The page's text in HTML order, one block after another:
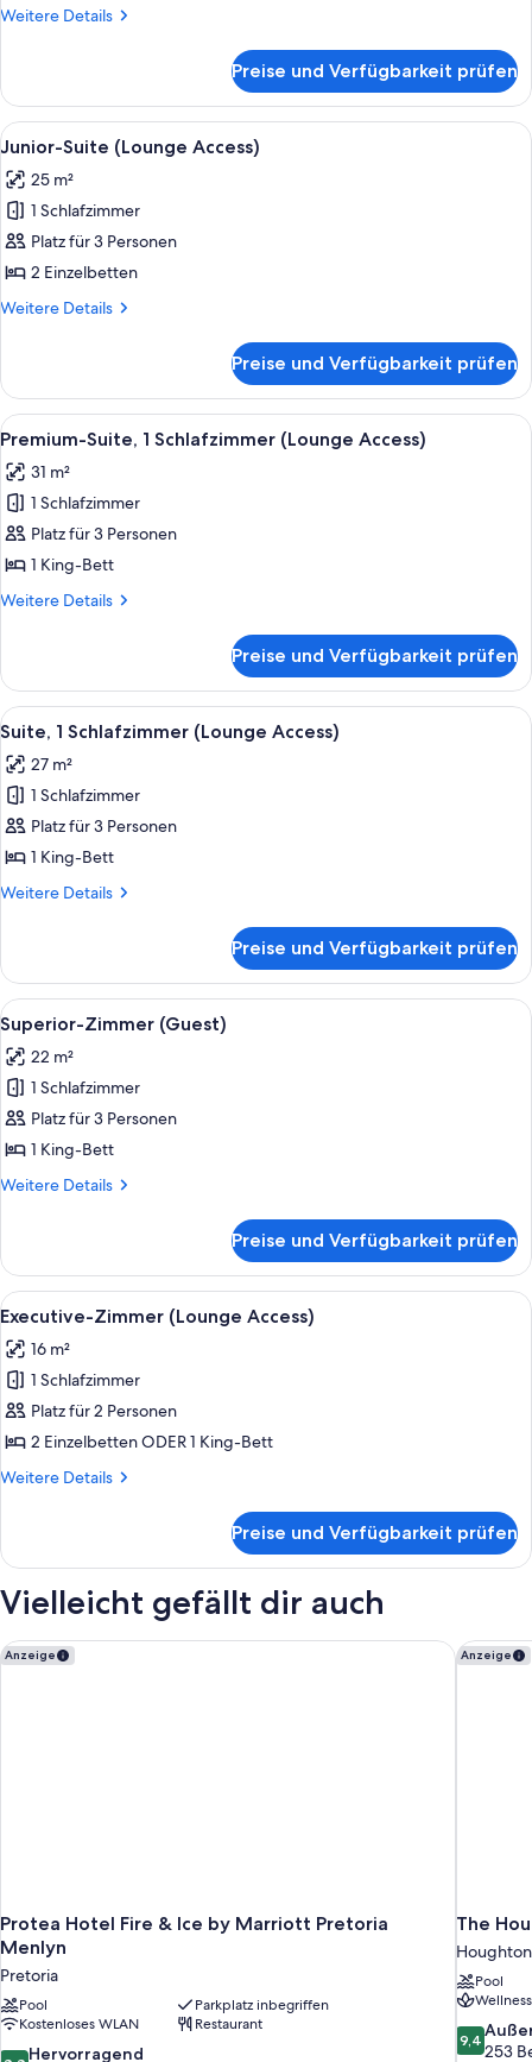
Weitere Details
Weitere
Preise und Verfügbarkeit prüfen
Alle
Fotos
für
Junior-
Suite
(Lounge
Access)
Ein modernes Hotelzimmer mit
12
Junior-Suite (Lounge Access)
25 m²
1 Schlafzimmer
Platz für 3 Personen
2 Einzelbetten
Weitere Details
Weitere
Suite
(Lounge
Access)
Preise und Verfügbarkeit prüfen
Alle
Fotos
für
Premium-
Suite,
1
Schlafzimmer
anzeigen
Ein modernes Hotelzimmer mit
10
Premium-Suite, 1 Schlafzimmer (Lounge Access)
31 m²
1 Schlafzimmer
Platz für 3 Personen
1 King-Bett
Weitere Details
Weitere
Suite,
Schlafzimmer
Access)
Preise und Verfügbarkeit prüfen
Alle
Fotos
für
Suite,
1
Schlafzimmer
(Lounge
Ein modernes Hotelzimmer mit
7
Suite, 1 Schlafzimmer (Lounge Access)
27 m²
1 Schlafzimmer
Platz für 3 Personen
1 King-Bett
Weitere Details
Weitere
1
Schlafzimmer
(Lounge
Access)
Preise und Verfügbarkeit prüfen
Alle
Fotos
für
Superior-
Zimmer
(Guest)
anzeigen
Ein modernes Hotelzimmer mit
9
Superior-Zimmer (Guest)
22 m²
1 Schlafzimmer
Platz für 3 Personen
1 King-Bett
Weitere Details
Weitere
Zimmer
(Guest)
Preise und Verfügbarkeit prüfen
Alle
Fotos
für
Executive-
Zimmer
(Lounge
Access)
Ein Hotelzimmer mit einem Bett,
16
Executive-Zimmer (Lounge Access)
16 m²
1 Schlafzimmer
Platz für 2 Personen
2 Einzelbetten ODER 1 King-Bett
Weitere Details
Weitere
Zimmer
Access)
Preise und Verfügbarkeit prüfen
Vielleicht gefällt dir auch
Anzeige
Protea Hotel Fire & Ice by Marriott Pretoria
Menlyn
Pretoria
Pool
Parkplatz inbegriffen
Kostenloses WLAN
Restaurant
8.8 Hervorragend
Protea Hotel Fire & Ice by Marriott Pretoria Menlyn Anzeige
The
Pool
Wellness
9.4
von
9,4
253
The